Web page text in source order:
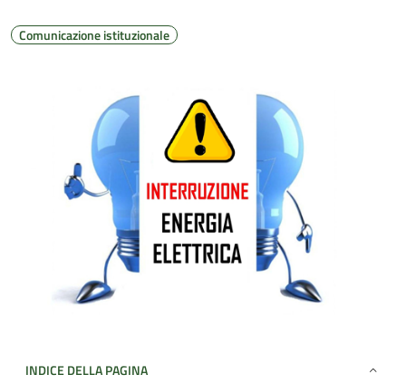
Comunicazione istituzionale
INDICE DELLA PAGINA